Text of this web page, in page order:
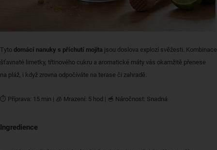
Tyto domácí nanuky s příchutí mojita jsou doslova explozí svěžesti. Kombinace
šťavnaté limetky, třtinového cukru a aromatické máty vás okamžitě přenese
na pláž, i když zrovna odpočíváte na terase či zahradě.
⏱ Příprava: 15 min | 🧊 Mrazení: 5 hod | 🥣 Náročnost: Snadná
Ingredience